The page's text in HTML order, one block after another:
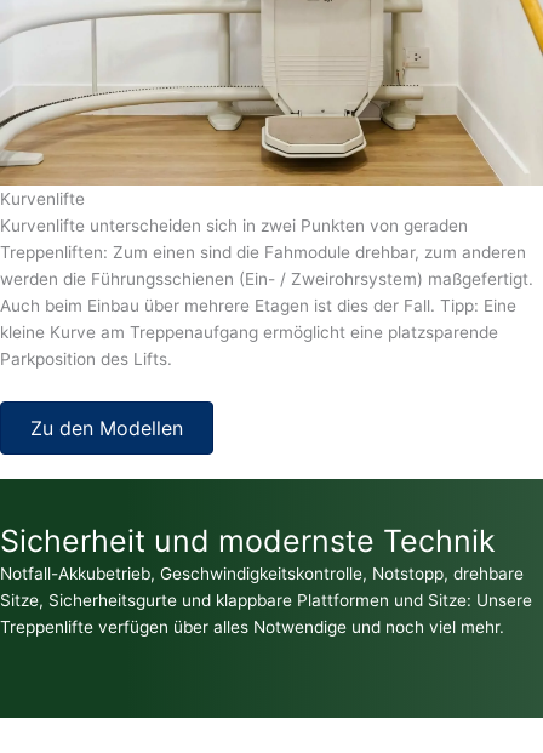
Kurvenlifte
Kurvenlifte unterscheiden sich in zwei Punkten von geraden
Treppenliften: Zum einen sind die Fahmodule drehbar, zum anderen
werden die Führungsschienen (Ein- / Zweirohrsystem) maßgefertigt.
Auch beim Einbau über mehrere Etagen ist dies der Fall. Tipp: Eine
kleine Kurve am Treppenaufgang ermöglicht eine platzsparende
Parkposition des Lifts.
Zu den Modellen
Sicherheit und modernste Technik
Notfall-Akkubetrieb, Geschwindigkeitskontrolle, Notstopp, drehbare
Sitze, Sicherheitsgurte und klappbare Plattformen und Sitze: Unsere
Treppenlifte verfügen über alles Notwendige und noch viel mehr.